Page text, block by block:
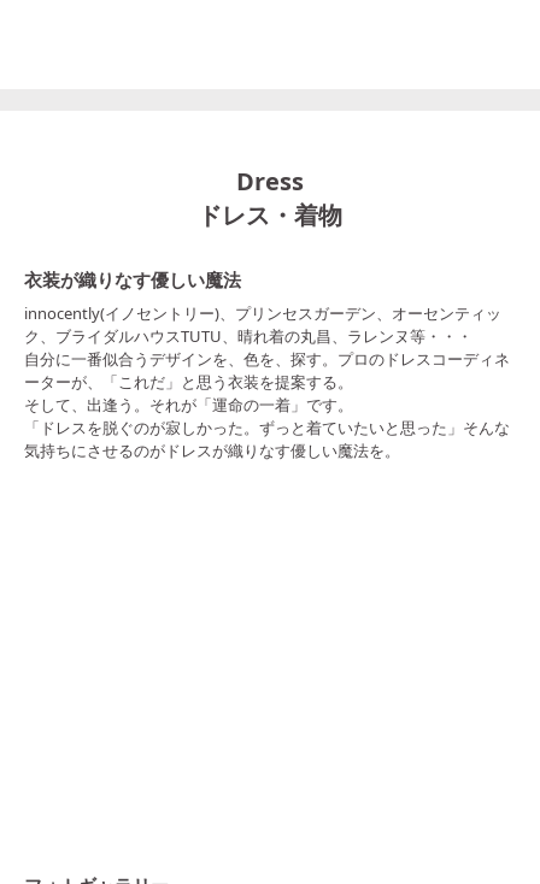
Dress
ドレス・着物
衣装が織りなす優しい魔法
innocently(イノセントリー)、プリンセスガーデン、オーセンティッ
ク、ブライダルハウスTUTU、晴れ着の丸昌、ラレンヌ等・・・
自分に一番似合うデザインを、色を、探す。プロのドレスコーディネ
ーターが、「これだ」と思う衣装を提案する。
そして、出逢う。それが「運命の一着」です。
「ドレスを脱ぐのが寂しかった。ずっと着ていたいと思った」そんな
気持ちにさせるのがドレスが織りなす優しい魔法を。